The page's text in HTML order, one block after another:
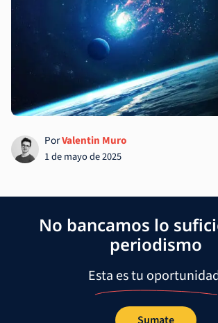
PorValentin Muro
1 de mayo de 2025
No bancamos lo
periodismo
Esta es tu
Sumate